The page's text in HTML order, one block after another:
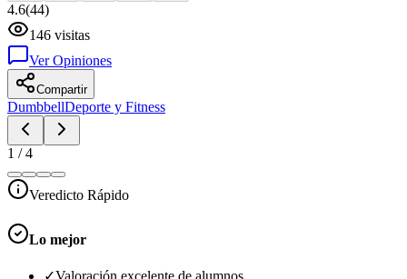
4.6(44)
146 visitas
Ver Opiniones
Compartir
DumbbellDeporte y Fitness
1 /4
Veredicto Rápido
Lo mejor